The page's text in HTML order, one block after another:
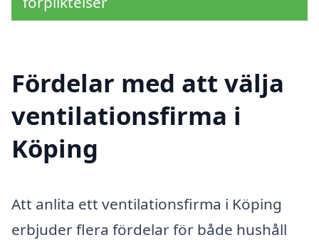
Fördelar med att välja
ventilationsfirma i
Köping
Att anlita ett ventilationsfirma i Köping
erbjuder flera fördelar för både hushåll